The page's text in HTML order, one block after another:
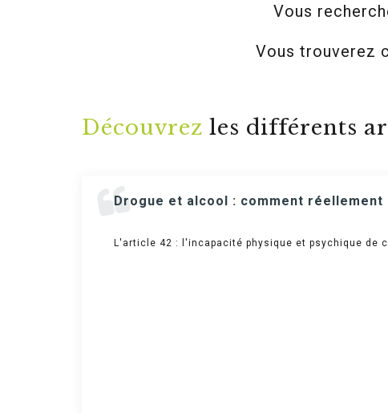
Vous
Vous trouverez
Découvrez les différents
Drogue et alcool : comment
L'article 42 : l'incapacité physique et psychique de